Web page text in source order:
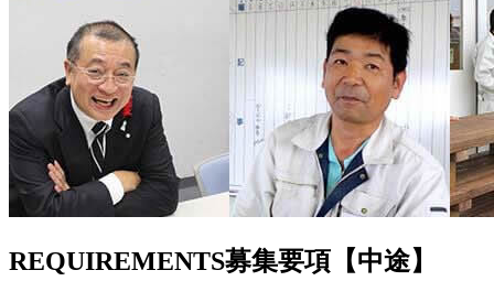
REQUIREMENTS募集要項【中途】